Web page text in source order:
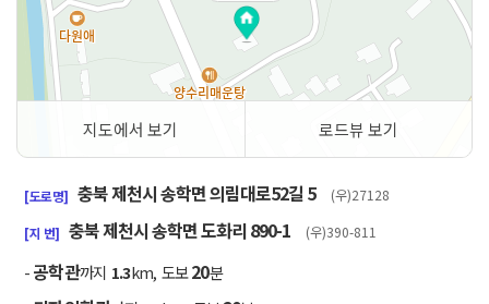
지도에서 보기 로드뷰 보기
[도로명] 충북 제천시 송학면 의림대로52길 5 (우)27128
[지 번] 충북 제천시 송학면 도화리 890-1 (우)390-811
-공학관까지 1.3km, 도보20분